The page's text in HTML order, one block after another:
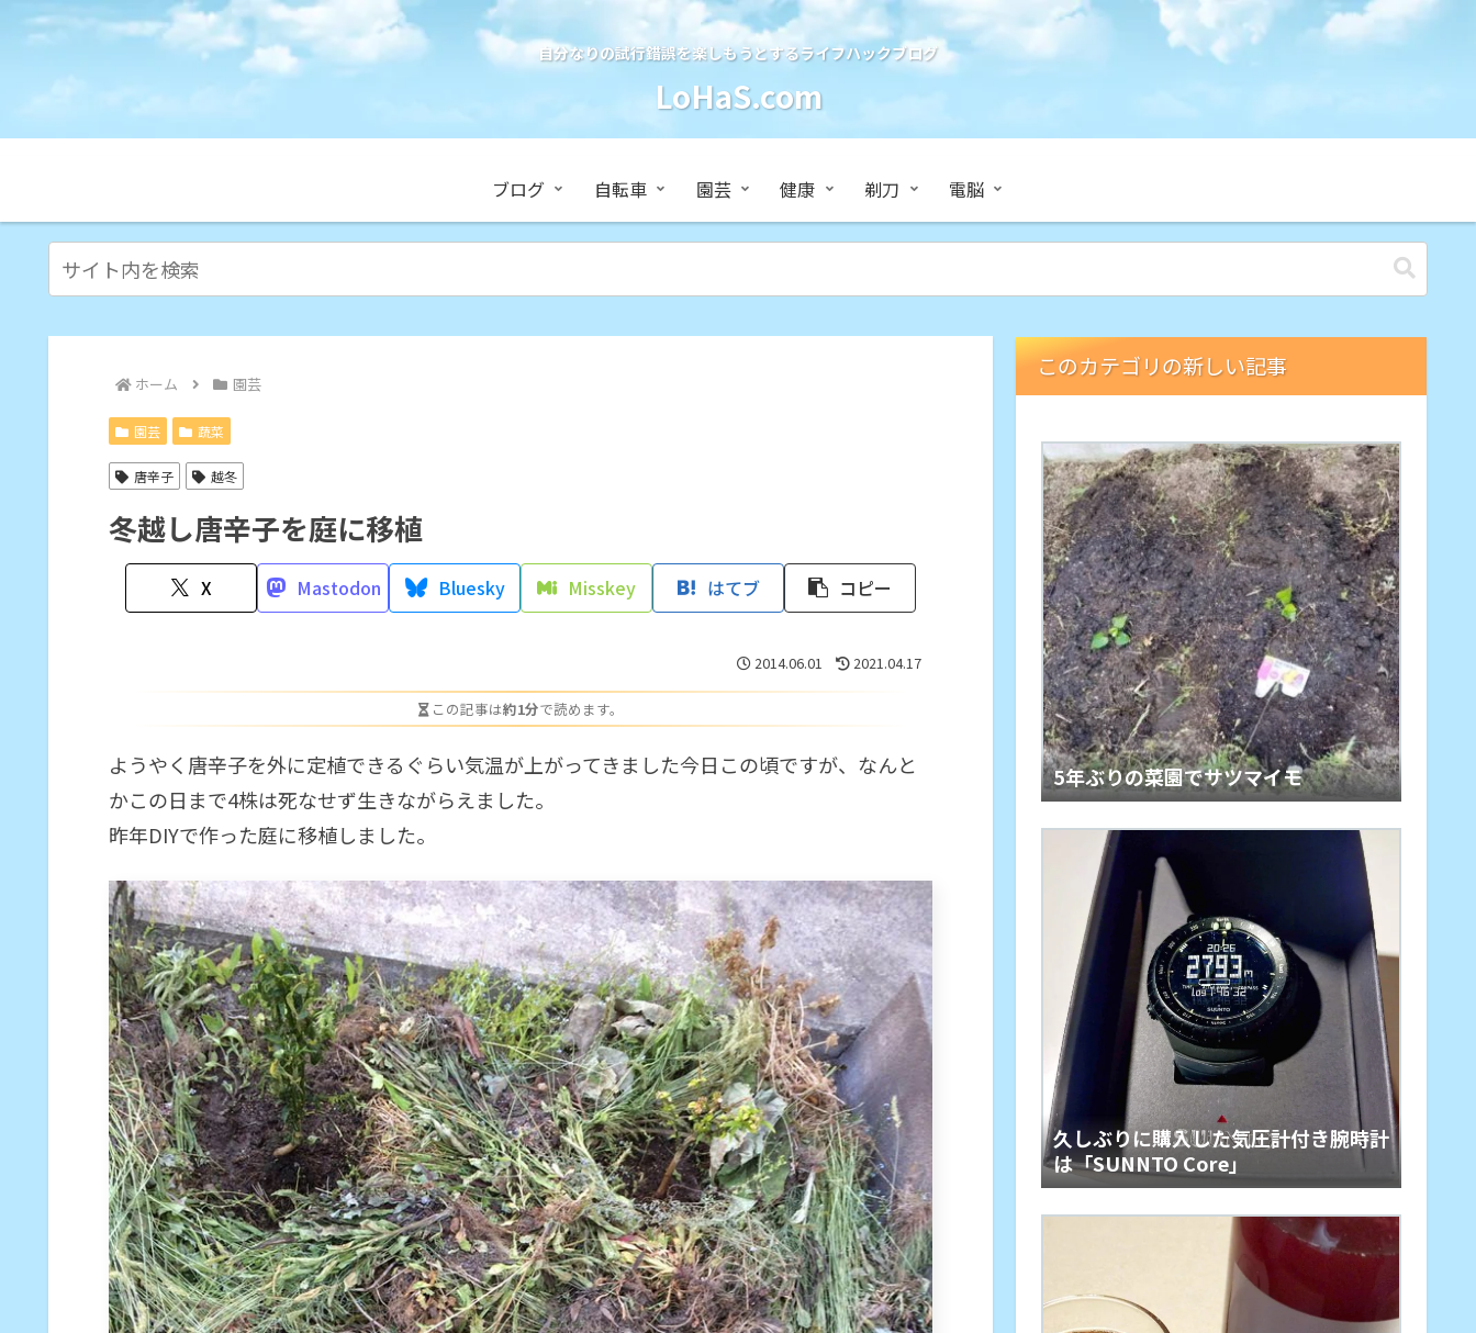
自分なりの試行錯誤を楽しもうとするライフハックブログ
LoHaS.com
ブログ 自転車 園芸 健康 剃刀 電脳
ホーム 園芸
園芸 蔬菜
唐辛子 越冬
冬越し唐辛子を庭に移植
X Mastodon Bluesky Misskey はてブ コピー
2014.06.01 2021.04.17
この記事は約1分で読めます。
ようやく唐辛子を外に定植できるぐらい気温が上がってきました今日この頃ですが、なんと
かこの日まで4株は死なせず生きながらえました。
昨年DIYで作った庭に移植しました。
このカテゴリの新しい記事
5年ぶりの菜園でサツマイモ
久しぶりに購入した気圧計付き腕時計
は「SUNNTO Core」